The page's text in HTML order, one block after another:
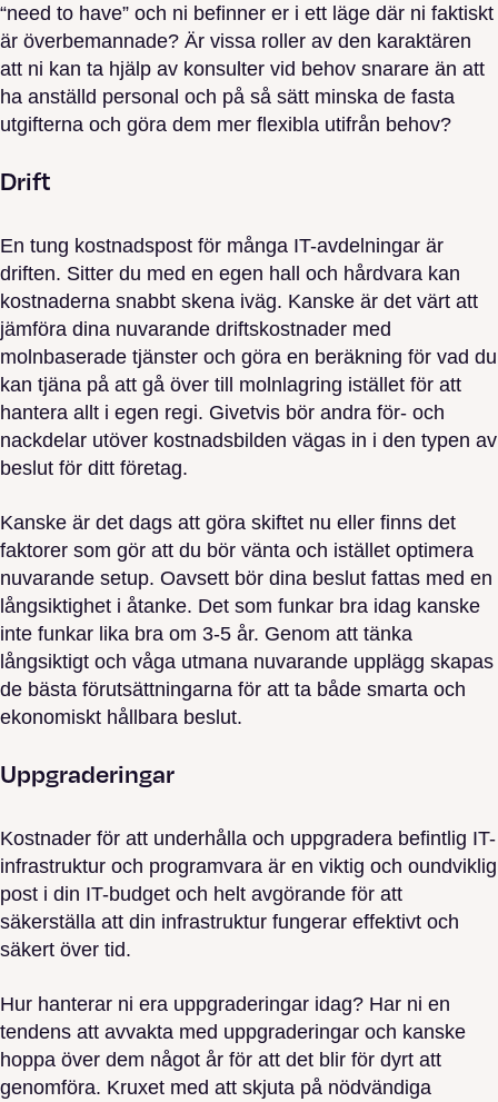
“need to have” och ni befinner er i ett läge där ni faktiskt
är överbemannade? Är vissa roller av den karaktären
att ni kan ta hjälp av konsulter vid behov snarare än att
ha anställd personal och på så sätt minska de fasta
utgifterna och göra dem mer flexibla utifrån behov?
Drift
En tung kostnadspost för många IT-avdelningar är
driften. Sitter du med en egen hall och hårdvara kan
kostnaderna snabbt skena iväg. Kanske är det värt att
jämföra dina nuvarande driftskostnader med
molnbaserade tjänster och göra en beräkning för vad du
kan tjäna på att gå över till molnlagring istället för att
hantera allt i egen regi. Givetvis bör andra för- och
nackdelar utöver kostnadsbilden vägas in i den typen av
beslut för ditt företag.
Kanske är det dags att göra skiftet nu eller finns det
faktorer som gör att du bör vänta och istället optimera
nuvarande setup. Oavsett bör dina beslut fattas med en
långsiktighet i åtanke. Det som funkar bra idag kanske
inte funkar lika bra om 3-5 år. Genom att tänka
långsiktigt och våga utmana nuvarande upplägg skapas
de bästa förutsättningarna för att ta både smarta och
ekonomiskt hållbara beslut.
Uppgraderingar
Kostnader för att underhålla och uppgradera befintlig IT-
infrastruktur och programvara är en viktig och oundviklig
post i din IT-budget och helt avgörande för att
säkerställa att din infrastruktur fungerar effektivt och
säkert över tid.
Hur hanterar ni era uppgraderingar idag? Har ni en
tendens att avvakta med uppgraderingar och kanske
hoppa över dem något år för att det blir för dyrt att
genomföra. Kruxet med att skjuta på nödvändiga